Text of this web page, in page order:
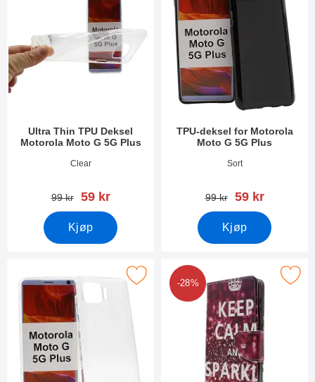
Ultra Thin TPU Deksel
Motorola Moto G 5G Plus
Varenummer 37710
Clear
gammel pris
99 kr ny pris
59 kr
Kjøp
TPU-deksel for Motorola
Moto G 5G Plus
Varenummer 37074
Sort
gammel pris
99 kr ny pris
59 kr
Kjøp
tPU-deksel for Motorola Moto G 5G Plus som favoritt
-28%
Merk designwallet Motorola